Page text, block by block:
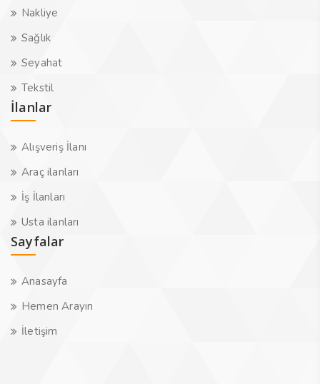
Nakliye
Sağlık
Seyahat
Tekstil
İlanlar
Alışveriş İlanı
Araç ilanları
İş İlanları
Usta ilanları
Sayfalar
Anasayfa
Hemen Arayın
İletişim